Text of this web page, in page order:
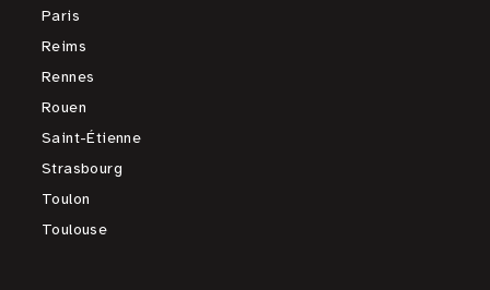
Paris
Reims
Rennes
Rouen
Saint-Étienne
Strasbourg
Toulon
Toulouse